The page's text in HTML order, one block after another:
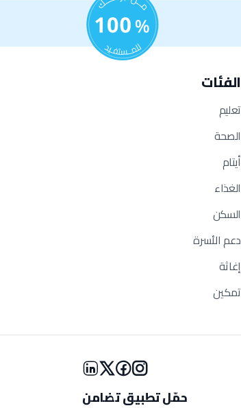
الفئات
تعليم
الصحة
أيتام
الغذاء
السكن
دعم الأسرة
إغاثة
تمكين
حمّل تطبيق تضامن